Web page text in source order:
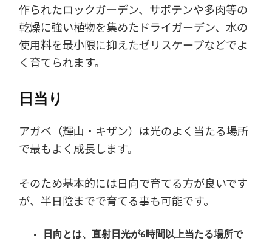
作られたロックガーデン、サボテンや多肉等の
乾燥に強い植物を集めたドライガーデン、水の
使用料を最小限に抑えたゼリスケープなどでよ
く育てられます。
日当り
アガベ（輝山・キザン）は光のよく当たる場所
で最もよく成長します。
そのため基本的には日向で育てる方が良いです
が、半日陰までで育てる事も可能です。
日向とは、直射日光が6時間以上当たる場所で